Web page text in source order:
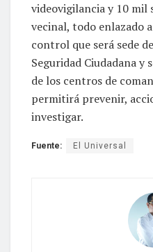
videovigilancia y 10 mil
vecinal, todo enlazado
control que será sede
Seguridad Ciudadana y
de los centros de
permitirá prevenir,
investigar.
Fuente: El Universal